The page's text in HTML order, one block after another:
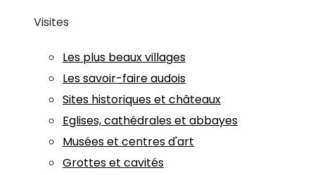
Visites
Les plus beaux villages
Les savoir-faire audois
Sites historiques et châteaux
Eglises, cathédrales et abbayes
Musées et centres d'art
Grottes et cavités